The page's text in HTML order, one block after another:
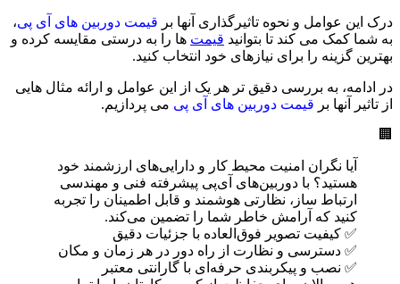
درک این عوامل و نحوه تاثیرگذاری آنها بر قیمت دوربین های آی پی،
به شما کمک می کند تا بتوانید قیمت ها را به درستی مقایسه کرده و
بهترین گزینه را برای نیازهای خود انتخاب کنید.
در ادامه، به بررسی دقیق تر هر یک از این عوامل و ارائه مثال هایی
از تاثیر آنها بر قیمت دوربین های آی پی می پردازیم.
🏢
آیا نگران امنیت محیط کار و دارایی‌های ارزشمند خود
هستید؟ با دوربین‌های آی‌پی پیشرفته فنی و مهندسی
ارتباط ساز، نظارتی هوشمند و قابل اطمینان را تجربه
کنید که آرامش خاطر شما را تضمین می‌کند.
✅ کیفیت تصویر فوق‌العاده با جزئیات دقیق
✅ دسترسی و نظارت از راه دور در هر زمان و مکان
✅ نصب و پیکربندی حرفه‌ای با گارانتی معتبر